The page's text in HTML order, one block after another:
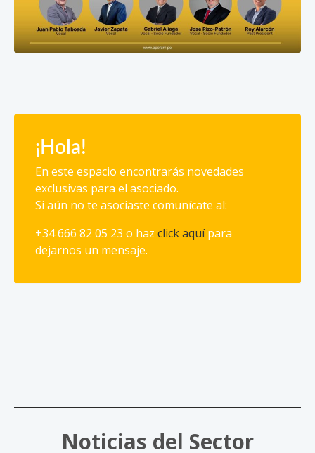
¡Hola!
En este espacio encontrarás novedades
exclusivas para el asociado.
Si aún no te asociaste comunícate al:
+34 666 82 05 23 o haz click aquí para
dejarnos un mensaje.
Noticias del Sector